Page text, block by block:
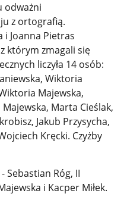
odważni
z ortografią.
i Joanna Pietras
którym zmagali się
liczyła 14 osób:
Wiktoria
Majewska,
Marta Cieślak,
Jakub Przysycha,
Kręcki. Czyżby
Sebastian Róg, II
i Kacper Miłek.